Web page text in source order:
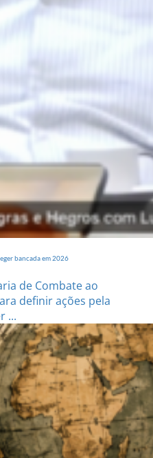
bancada em 2026
de Combate ao
definir ações pela
...